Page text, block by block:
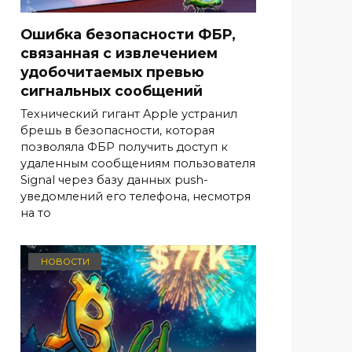
Ошибка безопасности ФБР,
связанная с извлечением
удобочитаемых превью
сигнальных сообщений
Технический гигант Apple устранил
брешь в безопасности, которая
позволяла ФБР получить доступ к
удаленным сообщениям пользователя
Signal через базу данных push-
уведомлений его телефона, несмотря
на то
НОВОСТИ